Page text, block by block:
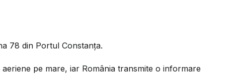
78 din Portul Constanța.
pe mare, iar România transmite o informare